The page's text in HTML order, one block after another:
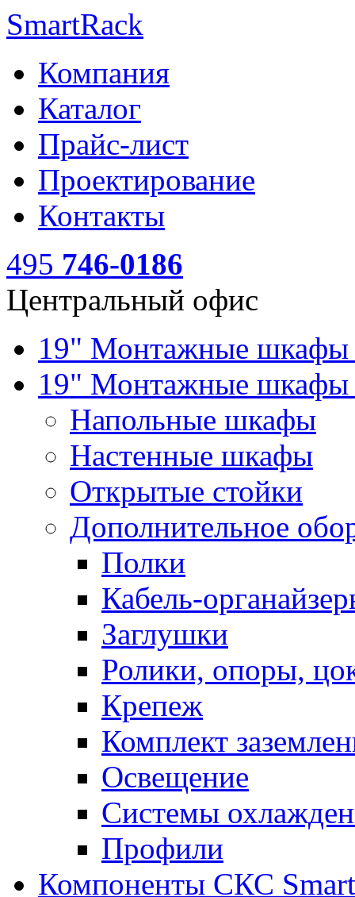
SmartRack
Компания
Каталог
Прайс-лист
Проектирование
Контакты
495 746-0186
Центральный офис
19" Монтажные
19" Монтажные шкафы
Напольные шкафы
Настенные шкафы
Открытые стойки
Дополнительное
Полки
Кабель-
Заглушки
Ролики, опоры,
Крепеж
Комплект
Освещение
Системы
Профили
Компоненты СКС